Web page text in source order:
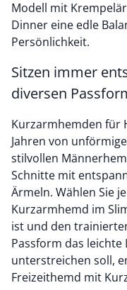
Modell mit
Dinner eine edle
Persönlichkeit.
Sitzen immer
diversen
Kurzarmhemden für
Jahren von
stilvollen
Schnitte mit
Ärmeln. Wählen Sie
Kurzarmhemd im
ist und den
Passform das leichte
unterstreichen soll,
Freizeithemd mit